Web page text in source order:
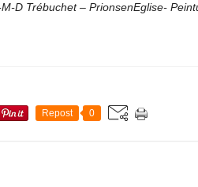
D Trébuchet – PrionsenEglise-
Repost 0